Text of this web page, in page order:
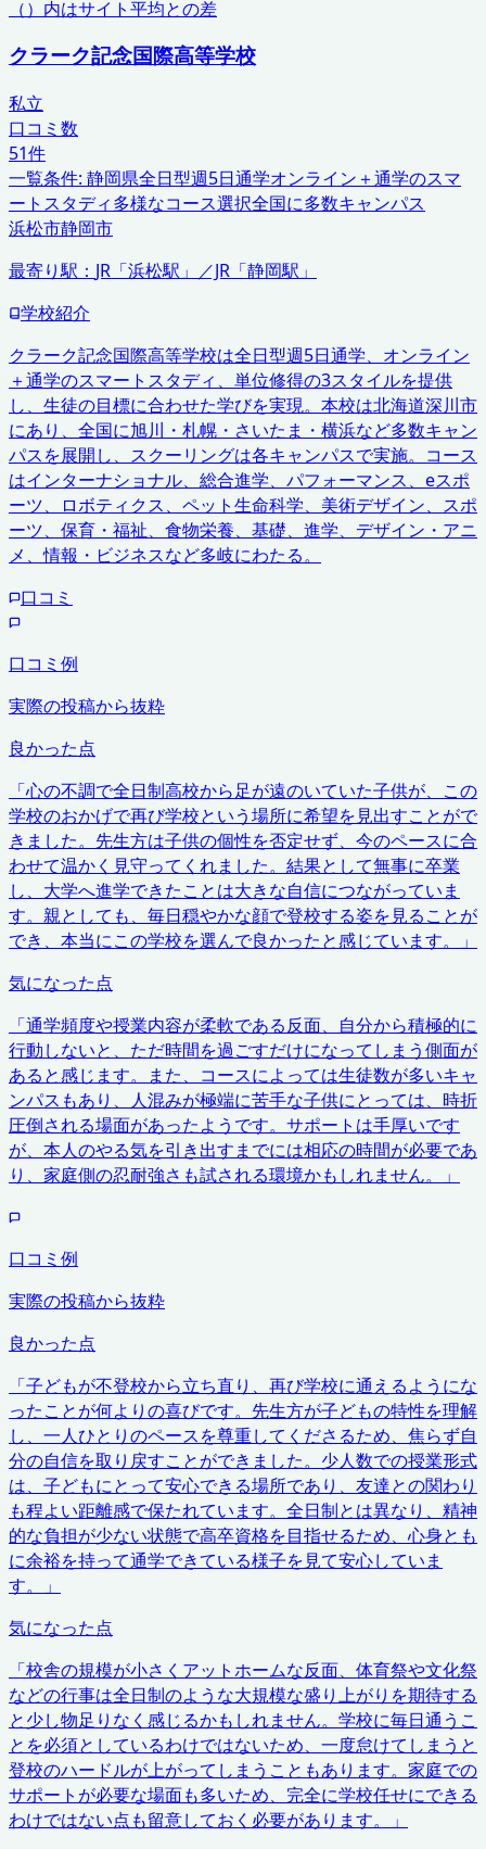
（）内はサイト平均との差
クラーク記念国際高等学校
私立
口コミ数
51件
一覧条件: 静岡県全日型週5日通学オンライン＋通学のスマ
ートスタディ多様なコース選択全国に多数キャンパス
浜松市静岡市
最寄り駅： JR「浜松駅」／JR「静岡駅」
学校紹介
クラーク記念国際高等学校は全日型週5日通学、オンライン
＋通学のスマートスタディ、単位修得の3スタイルを提供
し、生徒の目標に合わせた学びを実現。本校は北海道深川市
にあり、全国に旭川・札幌・さいたま・横浜など多数キャン
パスを展開し、スクーリングは各キャンパスで実施。コース
はインターナショナル、総合進学、パフォーマンス、eスポ
ーツ、ロボティクス、ペット生命科学、美術デザイン、スポ
ーツ、保育・福祉、食物栄養、基礎、進学、デザイン・アニ
メ、情報・ビジネスなど多岐にわたる。
口コミ
口コミ例
実際の投稿から抜粋
良かった点
「心の不調で全日制高校から足が遠のいていた子供が、この
学校のおかげで再び学校という場所に希望を見出すことがで
きました。先生方は子供の個性を否定せず、今のペースに合
わせて温かく見守ってくれました。結果として無事に卒業
し、大学へ進学できたことは大きな自信につながっていま
す。親としても、毎日穏やかな顔で登校する姿を見ることが
でき、本当にこの学校を選んで良かったと感じています。
」
気になった点
「通学頻度や授業内容が柔軟である反面、自分から積極的に
行動しないと、ただ時間を過ごすだけになってしまう側面が
あると感じます。また、コースによっては生徒数が多いキャ
ンパスもあり、人混みが極端に苦手な子供にとっては、時折
圧倒される場面があったようです。サポートは手厚いです
が、本人のやる気を引き出すまでには相応の時間が必要であ
り、家庭側の忍耐強さも試される環境かもしれません。
」
口コミ例
実際の投稿から抜粋
良かった点
「子どもが不登校から立ち直り、再び学校に通えるようにな
ったことが何よりの喜びです。先生方が子どもの特性を理解
し、一人ひとりのペースを尊重してくださるため、焦らず自
分の自信を取り戻すことができました。少人数での授業形式
は、子どもにとって安心できる場所であり、友達との関わり
も程よい距離感で保たれています。全日制とは異なり、精神
的な負担が少ない状態で高卒資格を目指せるため、心身とも
に余裕を持って通学できている様子を見て安心していま
す。
」
気になった点
「校舎の規模が小さくアットホームな反面、体育祭や文化祭
などの行事は全日制のような大規模な盛り上がりを期待する
と少し物足りなく感じるかもしれません。学校に毎日通うこ
とを必須としているわけではないため、一度怠けてしまうと
登校のハードルが上がってしまうこともあります。家庭での
サポートが必要な場面も多いため、完全に学校任せにできる
わけではない点も留意しておく必要があります。
」